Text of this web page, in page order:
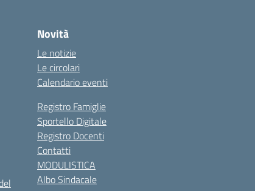
Novità
Le notizie
Le circolari
Calendario eventi
Registro Famiglie
Sportello Digitale
Registro Docenti
Contatti
MODULISTICA
Albo Sindacale